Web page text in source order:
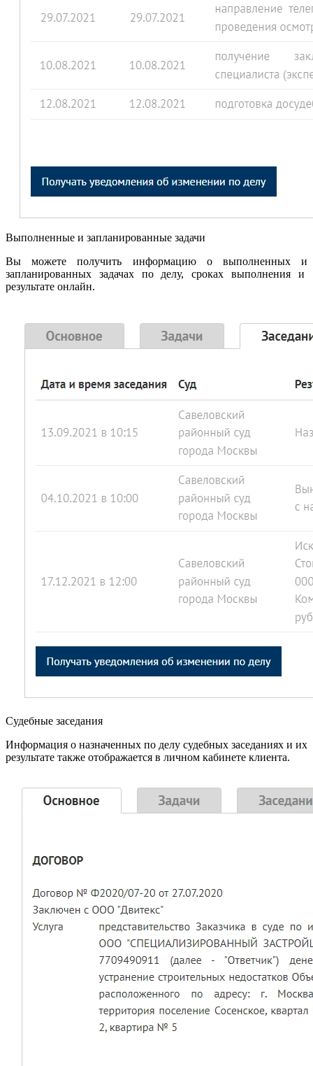
Выполненные и запланированные задачи
Вы можете получить информацию о выполненных и
запланированных задачах по делу, сроках выполнения и
результате онлайн.
Судебные заседания
Информация о назначенных по делу судебных заседаниях и их
результате также отображается в личном кабинете клиента.